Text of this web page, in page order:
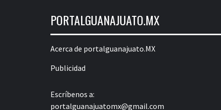
PORTALGUANAJUATO.MX
Acerca de portalguanajuato.MX
Publicidad
Escríbenos a:
portalguanajuatomx@gmail.com